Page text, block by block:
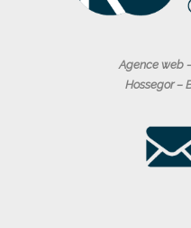
Agence web
Hossegor –